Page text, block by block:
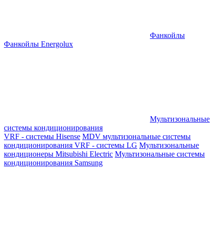
Фанкойлы
Фанкойлы Energolux
Мультизональные
системы кондиционирования
VRF - системы Hisense MDV мультизональные системы
кондиционирования VRF - системы LG Мультизональные
кондиционеры Mitsubishi Electric Мультизональные системы
кондиционирования Samsung